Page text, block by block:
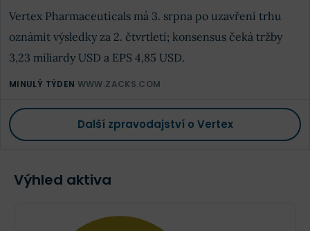
Vertex Pharmaceuticals má 3. srpna po uzavření trhu
oznámit výsledky za 2. čtvrtletí; konsensus čeká tržby
3,23 miliardy USD a EPS 4,85 USD.
MINULÝ TÝDEN WWW.ZACKS.COM
Další zpravodajství o Vertex
Výhled aktiva